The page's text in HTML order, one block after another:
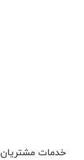
خدمات مشتریان